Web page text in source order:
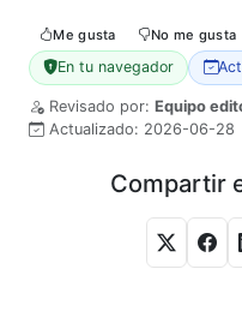
Me gusta No me gusta
En tu navegador
Revisado por: Equipo
Actualizado: 2026-06-28
Compartir